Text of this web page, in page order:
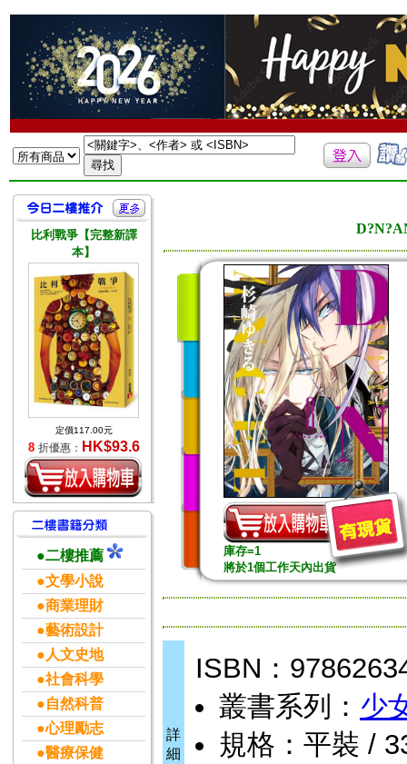
比利戰爭【完整新譯
本】
定價117.00元
8 折優惠： HK$93.6
●二樓推薦
●文學小說
●商業理財
●藝術設計
●人文史地
●社會科學
●自然科普
●心理勵志
●醫療保健
庫存=1
將於1個工作天內出貨
詳
細
ISBN：
叢書系列： 少
規格：平裝 /